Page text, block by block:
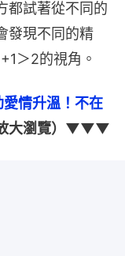
都試著從不同的
發現不同的精
＞2的視角。
情升溫！不在
放大瀏覽）▼▼▼